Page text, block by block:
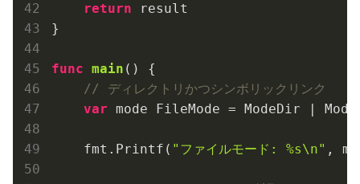
return result
}
func main ()
{
// ディレクトリかつシンボリックリンク
var mode FileMode = ModeDir |
    fmt.Printf(
"ファイルモード: %s\n" ,